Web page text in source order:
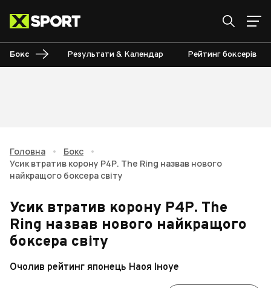
Бокс Результати & Календар Рейтинг боксерів
Головна • Бокс
•
Усик втратив корону Р4Р. The Ring назвав нового
найкращого боксера світу
Усик втратив корону Р4Р. The
Ring назвав нового найкращого
боксера світу
Очолив рейтинг японець Наоя Іноуе